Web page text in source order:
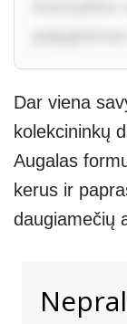
Dar viena
kolekcininkų
Augalas
kerus ir
daugiamečių